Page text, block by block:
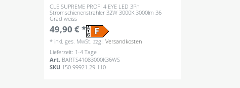
CLE SUPREME PROFI 4 EYE LED 3Ph
Stromschienenstrahler 32W 3000K 3000lm 36
Grad weiss
49,90 € *
* inkl. ges. MwSt. zzgl.Versandkosten
Lieferzeit: 1-4 Tage
Art. BARTS41083000K36WS
SKU 150.99921.29.110